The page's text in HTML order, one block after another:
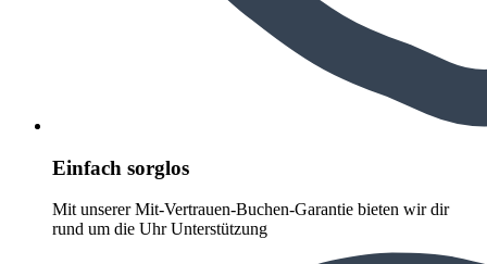
Einfach sorglos
Mit unserer Mit-Vertrauen-Buchen-Garantie bieten wir dir
rund um die Uhr Unterstützung